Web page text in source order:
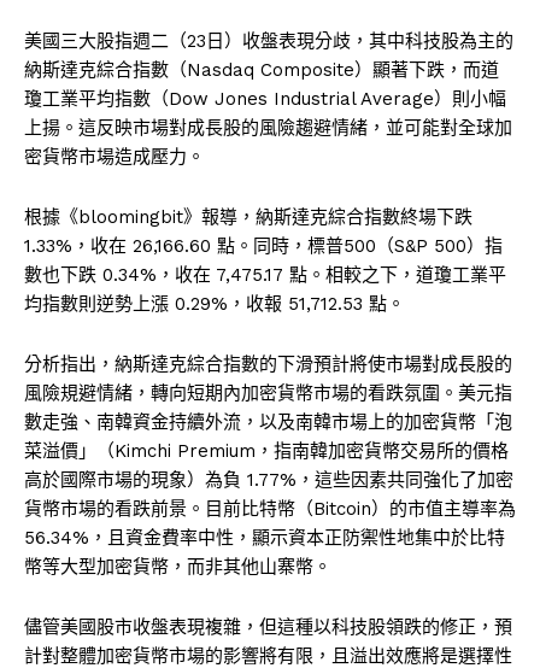
美國三大股指週二（23日）收盤表現分歧，其中科技股為主的
納斯達克綜合指數（Nasdaq Composite）顯著下跌，而道
瓊工業平均指數（Dow Jones Industrial Average）則小幅
上揚。這反映市場對成長股的風險趨避情緒，並可能對全球加
密貨幣市場造成壓力。
根據《bloomingbit》報導，納斯達克綜合指數終場下跌
1.33%，收在 26,166.60 點。同時，標普500（S&P 500）指
數也下跌 0.34%，收在 7,475.17 點。相較之下，道瓊工業平
均指數則逆勢上漲 0.29%，收報 51,712.53 點。
分析指出，納斯達克綜合指數的下滑預計將使市場對成長股的
風險規避情緒，轉向短期內加密貨幣市場的看跌氛圍。美元指
數走強、南韓資金持續外流，以及南韓市場上的加密貨幣「泡
菜溢價」（Kimchi Premium，指南韓加密貨幣交易所的價格
高於國際市場的現象）為負 1.77%，這些因素共同強化了加密
貨幣市場的看跌前景。目前比特幣（Bitcoin）的市值主導率為
56.34%，且資金費率中性，顯示資本正防禦性地集中於比特
幣等大型加密貨幣，而非其他山寨幣。
儘管美國股市收盤表現複雜，但這種以科技股領跌的修正，預
計對整體加密貨幣市場的影響將有限，且溢出效應將是選擇性